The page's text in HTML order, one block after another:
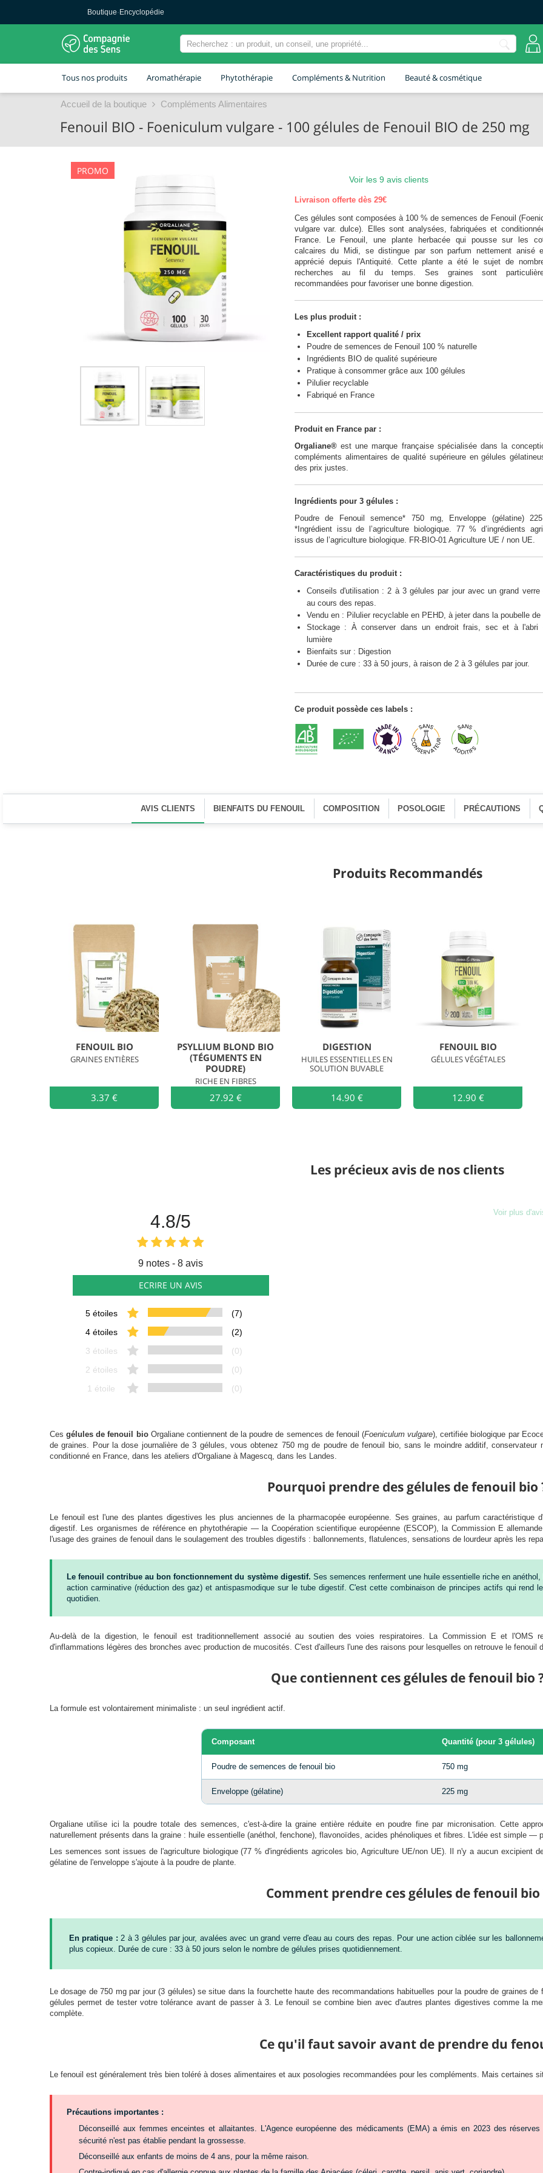
Boutique· Encyclopédie
Tous nos produits Aromathérapie Phytothérapie Compléments & Nutrition Beauté & cosmétique
Accueil de la boutique Compléments Alimentaires
Fenouil BIO - Foeniculum vulgare - 100 gélules de Fenouil BIO de 250 mg
PROMO
Voir les 9 avis clients
Livraison offerte dès 29€
Ces gélules sont composées à 100 % de semences de Fenouil
vulgare var. dulce). Elles sont analysées, fabriquées et
France. Le Fenouil, une plante herbacée qui pousse sur les
calcaires du Midi, se distingue par son parfum nettement anisé
apprécié depuis l'Antiquité. Cette plante a été le sujet de
recherches au fil du temps. Ses graines sont
recommandées pour favoriser une bonne digestion.
Les plus produit :
Excellent rapport qualité / prix
Poudre de semences de Fenouil 100 % naturelle
Ingrédients BIO de qualité supérieure
Pratique à consommer grâce aux 100 gélules
Pilulier recyclable
Fabriqué en France
Produit en France par :
Orgaliane®est une marque française spécialisée dans la
compléments alimentaires de qualité supérieure en gélules
des prix justes.
Ingrédients pour 3 gélules :
Poudre de Fenouil semence* 750 mg, Enveloppe (gélatine)
*Ingrédient issu de l’agriculture biologique. 77 % d’ingrédients
issus de l’agriculture biologique. FR-BIO-01 Agriculture UE / non UE.
Caractéristiques du produit :
Conseils d'utilisation : 2 à 3 gélules par jour avec un grand verre
au cours des repas.
Vendu en : Pilulier recyclable en PEHD, à jeter dans la poubelle de
Stockage : À conserver dans un endroit frais, sec et à l'abri
lumière
Bienfaits sur : Digestion
Durée de cure : 33 à 50 jours, à raison de 2 à 3 gélules par jour.
Ce produit possède ces labels :
AVIS CLIENTS BIENFAITS DU FENOUIL COMPOSITION POSOLOGIE PRÉCAUTIONS
Produits Recommandés
FENOUIL BIO
GRAINES ENTIÈRES
3.37 € Ajouter au
PSYLLIUM BLOND BIO
(TÉGUMENTS EN
POUDRE)
RICHE EN FIBRES
27.92 € Ajouter au
DIGESTION
HUILES ESSENTIELLES EN
SOLUTION BUVABLE
14.90 € Ajouter au
FENOUIL BIO
GÉLULES VÉGÉTALES
12.90 €
Les précieux avis de nos clients
4.8/5
9 notes - 8 avis
ECRIRE UN AVIS
5 étoiles
(7)
4 étoiles
(2)
3 étoiles
(0)
2 étoiles
(0)
1 étoile
(0)
Voir plus
Cesgélules de fenouil bioOrgaliane contiennent de la poudre de semences de fenouil (Foeniculum vulgare), certifiée biologique par
de graines. Pour la dose journalière de 3 gélules, vous obtenez 750 mg de poudre de fenouil bio, sans le moindre additif,
conditionné en France, dans les ateliers d'Orgaliane à Magescq, dans les Landes.
Pourquoi prendre des gélules de fenouil bio
Le fenouil est l'une des plantes digestives les plus anciennes de la pharmacopée européenne. Ses graines, au parfum
digestif. Les organismes de référence en phytothérapie — la Coopération scientifique européenne (ESCOP), la Commission E
l'usage des graines de fenouil dans le soulagement des troubles digestifs : ballonnements, flatulences, sensations de lourdeur après les
Le fenouil contribue au bon fonctionnement du système digestif. Ses semences renferment une huile essentielle riche en
action carminative (réduction des gaz) et antispasmodique sur le tube digestif. C'est cette combinaison de principes actifs qui rend
quotidien.
Au-delà de la digestion, le fenouil est traditionnellement associé au soutien des voies respiratoires. La Commission E et l'OMS
d'inflammations légères des bronches avec production de mucosités. C'est d'ailleurs l'une des raisons pour lesquelles on retrouve le fenouil
Que contiennent ces gélules de fenouil bio
La formule est volontairement minimaliste : un seul ingrédient actif.
Composant Quantité (pour 3 gélules)
Poudre de semences de fenouil bio 750 mg
Enveloppe (gélatine) 225 mg
Orgaliane utilise ici la poudre totale des semences, c'est-à-dire la graine entière réduite en poudre fine par micronisation. Cette
naturellement présents dans la graine : huile essentielle (anéthol, fenchone), flavonoïdes, acides phénoliques et fibres. L'idée est simple —
Les semences sont issues de l'agriculture biologique (77 % d'ingrédients agricoles bio, Agriculture UE/non UE). Il n'y a aucun excipient
gélatine de l'enveloppe s'ajoute à la poudre de plante.
Comment prendre ces gélules de fenouil bio
En pratique : 2 à 3 gélules par jour, avalées avec un grand verre d'eau au cours des repas. Pour une action ciblée sur les
plus copieux. Durée de cure : 33 à 50 jours selon le nombre de gélules prises quotidiennement.
Le dosage de 750 mg par jour (3 gélules) se situe dans la fourchette haute des recommandations habituelles pour la poudre de graines
gélules permet de tester votre tolérance avant de passer à 3. Le fenouil se combine bien avec d'autres plantes digestives comme la
complète.
Ce qu'il faut savoir avant de prendre du
Le fenouil est généralement très bien toléré à doses alimentaires et aux posologies recommandées pour les compléments. Mais certaines
Précautions importantes :
Déconseillé aux femmes enceintes et allaitantes. L'Agence européenne des médicaments (EMA) a émis en 2023 des
sécurité n'est pas établie pendant la grossesse.
Déconseillé aux enfants de moins de 4 ans, pour la même raison.